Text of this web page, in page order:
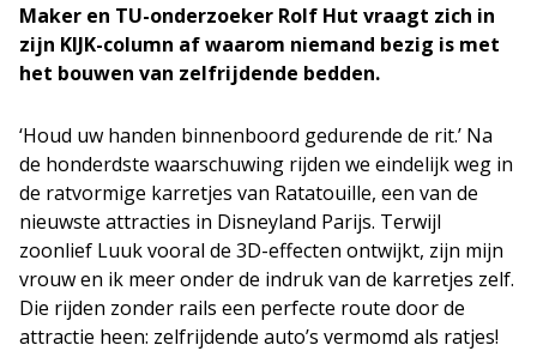
Maker en TU-onderzoeker Rolf Hut vraagt zich in
zijn KIJK-column af waarom niemand bezig is met
het bouwen van zelfrijdende bedden.
‘Houd uw handen binnenboord gedurende de rit.’ Na
de honderdste waarschuwing rijden we eindelijk weg in
de ratvormige karretjes van Ratatouille, een van de
nieuwste attracties in Disneyland Parijs. Terwijl
zoonlief Luuk vooral de 3D-effecten ontwijkt, zijn mijn
vrouw en ik meer onder de indruk van de karretjes zelf.
Die rijden zonder rails een perfecte route door de
attractie heen: zelfrijdende auto’s vermomd als ratjes!